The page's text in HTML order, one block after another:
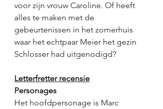
voor zijn vrouw Caroline. Of heeft
alles te maken met de
gebeurtenissen in het zomerhuis
waar het echtpaar Meier het gezin
Schlosser had uitgenodigd?
Letterfretter recensie
Personages
Het hoofdpersonage is Marc